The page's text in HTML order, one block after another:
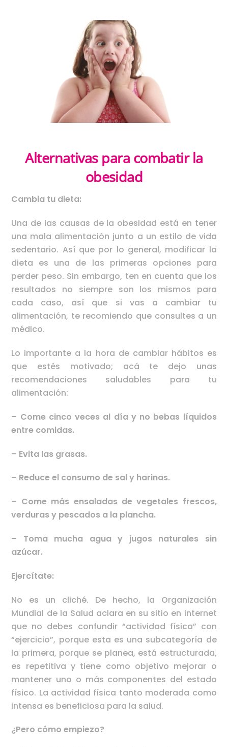
Alternativas para combatir la
obesidad
Cambia tu dieta:
Una de las causas de la obesidad está en tener
una mala alimentación junto a un estilo de vida
sedentario. Así que por lo general, modificar la
dieta es una de las primeras opciones para
perder peso. Sin embargo, ten en cuenta que los
resultados no siempre son los mismos para
cada caso, así que si vas a cambiar tu
alimentación, te recomiendo que consultes a un
médico.
Lo importante a la hora de cambiar hábitos es
que estés motivado; acá te dejo unas
recomendaciones saludables para tu
alimentación:
– Come cinco veces al día y no bebas líquidos
entre comidas.
– Evita las grasas.
– Reduce el consumo de sal y harinas.
– Come más ensaladas de vegetales frescos,
verduras y pescados a la plancha.
– Toma mucha agua y jugos naturales sin
azúcar.
Ejercítate:
No es un cliché. De hecho, la Organización
Mundial de la Salud aclara en su sitio en internet
que no debes confundir “actividad física” con
“ejercicio”, porque esta es una subcategoría de
la primera, porque se planea, está estructurada,
es repetitiva y tiene como objetivo mejorar o
mantener uno o más componentes del estado
físico. La actividad física tanto moderada como
intensa es beneficiosa para la salud.
¿Pero cómo empiezo?